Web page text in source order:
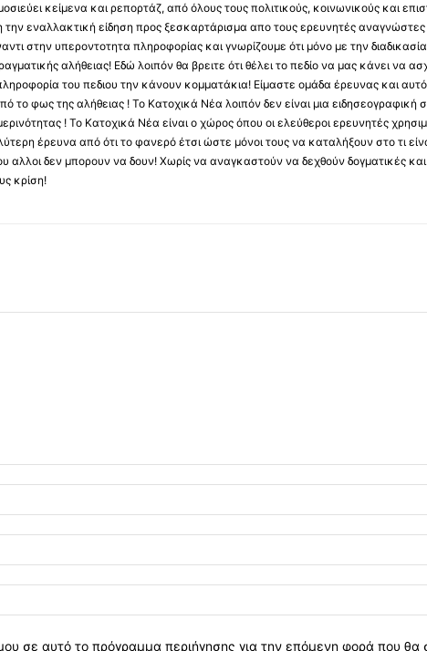
κείμενα και ρεπορτάζ, από όλους τους πολιτικούς, κοινωνικούς και
εναλλακτική είδηση προς ξεσκαρτάρισμα απο τους ερευνητές αναγνώστες
στην υπεροντοτητα πληροφορίας και γνωρίζουμε ότι μόνο με την
αλήθειας! Εδώ λοιπόν θα βρειτε ότι θέλει το πεδίο να μας κάνει να
του πεδιου την κάνουν κομματάκια! Είμαστε ομάδα έρευνας και αυτό
φως της αλήθειας ! Το Κατοχικά Νέα λοιπόν δεν είναι μια ειδησεογραφική
! Το Κατοχικά Νέα είναι ο χώρος όπου οι ελεύθεροι ερευνητές
έρευνα από ότι το φανερό έτσι ώστε μόνοι τους να καταλήξουν στο τι
αλλοι δεν μπορουν να δουν! Χωρίς να αναγκαστούν να δεχθούν δογματικές
κρίση!
σε αυτό το πρόγραμμα περιήγησης για την επόμενη φορά που θα